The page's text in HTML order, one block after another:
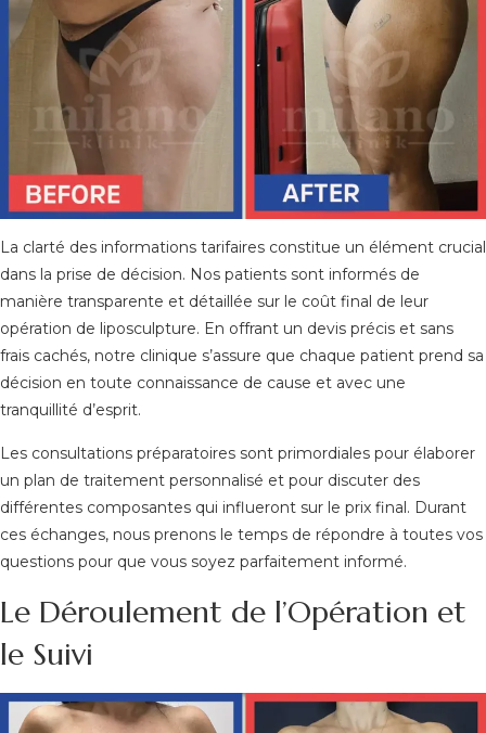
La clarté des informations tarifaires constitue un élément crucial
dans la prise de décision. Nos patients sont informés de
manière transparente et détaillée sur le coût final de leur
opération de liposculpture. En offrant un devis précis et sans
frais cachés, notre clinique s’assure que chaque patient prend sa
décision en toute connaissance de cause et avec une
tranquillité d’esprit.
Les consultations préparatoires sont primordiales pour élaborer
un plan de traitement personnalisé et pour discuter des
différentes composantes qui influeront sur le prix final. Durant
ces échanges, nous prenons le temps de répondre à toutes vos
questions pour que vous soyez parfaitement informé.
Le Déroulement de l’Opération et
le Suivi